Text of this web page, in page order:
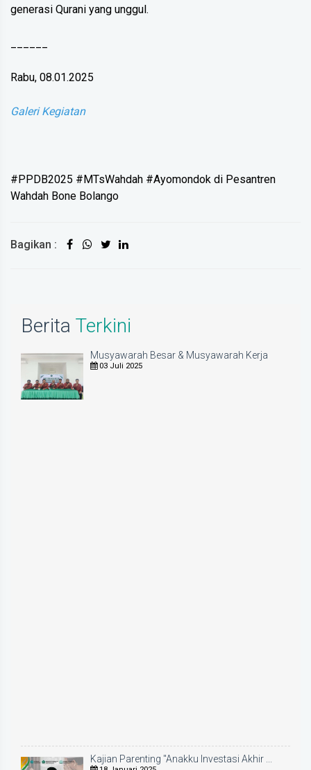
generasi Qurani yang unggul.
Rabu, 08.01.2025
Galeri Kegiatan
#PPDB2025 #MTsWahdah #Ayomondok di Pesantren
Wahdah Bone Bolango
Bagikan :
Berita Terkini
Musyawarah Besar & Musyawarah Kerja
03 Juli 2025
Kajian Parenting "Anakku Investasi Akhir ...